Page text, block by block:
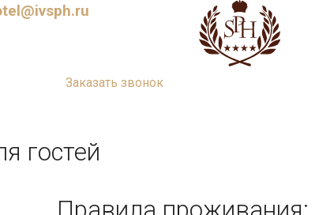
Заказать звонок
гостей